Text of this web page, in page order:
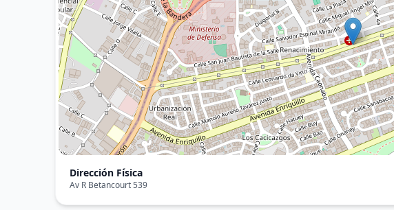
Dirección Física
Av R Betancourt 539